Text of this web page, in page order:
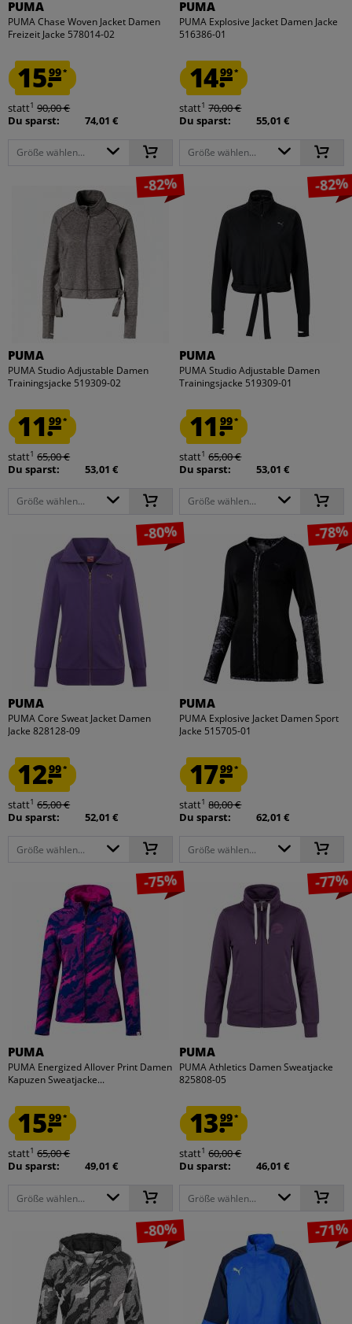
PUMA
PUMA Chase Woven Jacket Damen
Freizeit Jacke 578014-02
15.99*
statt1 90,00 €
Du sparst:
74,01 €
Größe wählen...
PUMA
PUMA Explosive Jacket Damen Jacke
516386-01
14.99*
statt1 70,00 €
Du sparst:
55,01 €
Größe wählen...
-82%
PUMA
PUMA Studio Adjustable Damen
Trainingsjacke 519309-02
11.99*
statt1 65,00 €
Du sparst:
53,01 €
Größe wählen...
-82%
PUMA
PUMA Studio Adjustable Damen
Trainingsjacke 519309-01
11.99*
statt1 65,00 €
Du sparst:
53,01 €
Größe wählen...
-80%
PUMA
PUMA Core Sweat Jacket Damen
Jacke 828128-09
12.99*
statt1 65,00 €
Du sparst:
52,01 €
Größe wählen...
-78%
PUMA
PUMA Explosive Jacket Damen Sport
Jacke 515705-01
17.99*
statt1 80,00 €
Du sparst:
62,01 €
Größe wählen...
-75%
PUMA
PUMA Energized Allover Print Damen
Kapuzen Sweatjacke...
15.99*
statt1 65,00 €
Du sparst:
49,01 €
Größe wählen...
-77%
PUMA
PUMA Athletics Damen Sweatjacke
825808-05
13.99*
statt1 60,00 €
Du sparst:
46,01 €
Größe wählen...
-80% -71%